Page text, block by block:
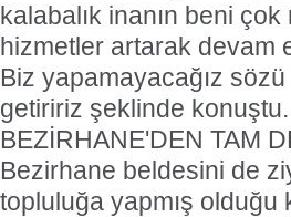
kalabalık inanın beni
hizmetler artarak devam
Biz yapamayacağız
getiririz şeklinde konuştu.
BEZİRHANE'DEN TAM
Bezirhane beldesini de
topluluğa yapmış olduğu